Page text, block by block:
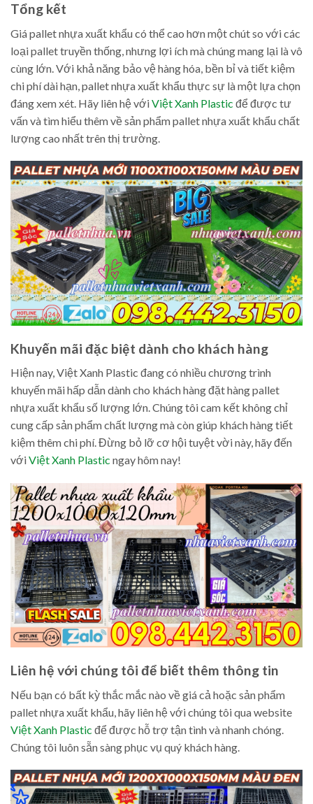
Tổng kết
Giá pallet nhựa xuất khẩu có thể cao hơn một chút so với các
loại pallet truyền thống, nhưng lợi ích mà chúng mang lại là vô
cùng lớn. Với khả năng bảo vệ hàng hóa, bền bỉ và tiết kiệm
chi phí dài hạn, pallet nhựa xuất khẩu thực sự là một lựa chọn
đáng xem xét. Hãy liên hệ vớiViệt Xanh Plastic để được tư
vấn và tìm hiểu thêm về sản phẩm pallet nhựa xuất khẩu chất
lượng cao nhất trên thị trường.
Khuyến mãi đặc biệt dành cho khách hàng
Hiện nay, Việt Xanh Plastic đang có nhiều chương trình
khuyến mãi hấp dẫn dành cho khách hàng đặt hàng pallet
nhựa xuất khẩu số lượng lớn. Chúng tôi cam kết không chỉ
cung cấp sản phẩm chất lượng mà còn giúp khách hàng tiết
kiệm thêm chi phí. Đừng bỏ lỡ cơ hội tuyệt vời này, hãy đến
vớiViệt Xanh Plastic ngay hôm nay!
Liên hệ với chúng tôi để biết thêm thông tin
Nếu bạn có bất kỳ thắc mắc nào về giá cả hoặc sản phẩm
pallet nhựa xuất khẩu, hãy liên hệ với chúng tôi qua website
Việt Xanh Plastic để được hỗ trợ tận tình và nhanh chóng.
Chúng tôi luôn sẵn sàng phục vụ quý khách hàng.